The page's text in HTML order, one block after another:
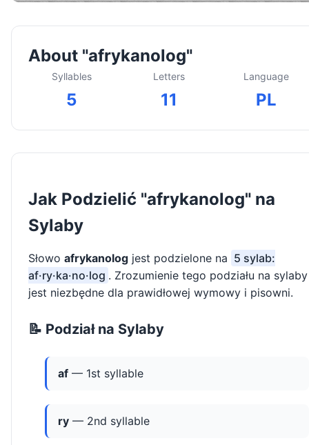
About "afrykanolog"
Syllables
5
Letters
11
Language
PL
Jak Podzielić "afrykanolog" na
Sylaby
Słowo afrykanolog jest podzielone na 5 sylab:
af·ry·ka·no·log . Zrozumienie tego podziału na sylaby
jest niezbędne dla prawidłowej wymowy i pisowni.
📝 Podział na Sylaby
af — 1st syllable
ry — 2nd syllable